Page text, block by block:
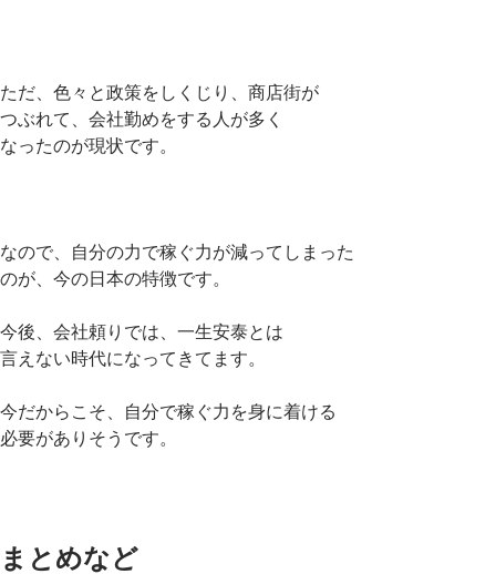
ただ、色々と政策をしくじり、商店街が
つぶれて、会社勤めをする人が多く
なったのが現状です。
なので、自分の力で稼ぐ力が減ってしまった
のが、今の日本の特徴です。
今後、会社頼りでは、一生安泰とは
言えない時代になってきてます。
今だからこそ、自分で稼ぐ力を身に着ける
必要がありそうです。
まとめなど